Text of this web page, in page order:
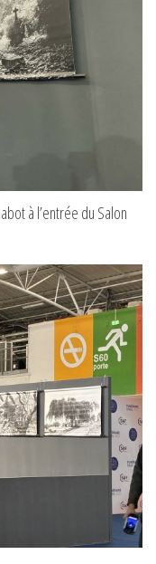
à l’entrée du Salon